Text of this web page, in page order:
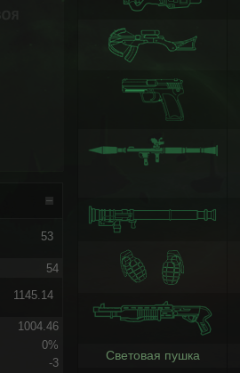
53
54
1145.14
1004.46
0%
-3
Световая пушка